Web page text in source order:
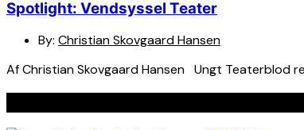
Spotlight: Vendsyssel Teater
By: Christian Skovgaard Hansen
Af Christian Skovgaard Hansen Ungt Teaterblod